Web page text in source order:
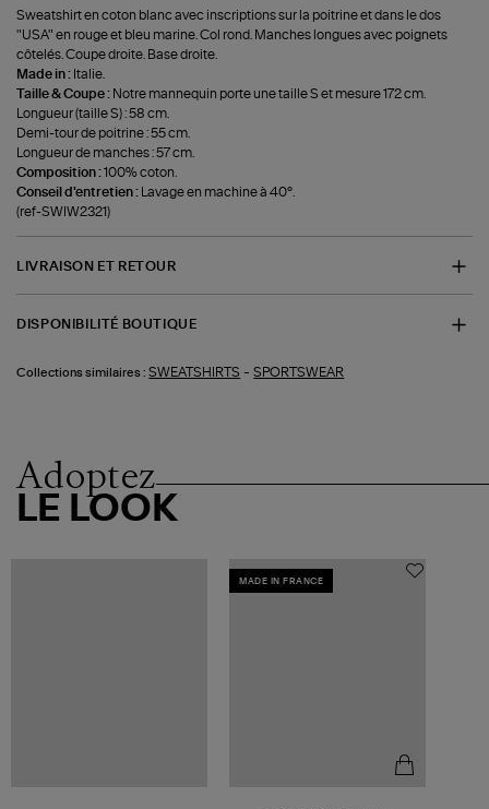
Sweatshirt en coton blanc avec inscriptions sur la poitrine et dans le dos
"USA" en rouge et bleu marine. Col rond. Manches longues avec poignets
côtelés. Coupe droite. Base droite.
Made in : Italie.
Taille & Coupe : Notre mannequin porte une taille S et mesure 172 cm.
Longueur (taille S) : 58 cm.
Demi-tour de poitrine : 55 cm.
Longueur de manches : 57 cm.
Composition :100% coton.
Conseil d'entretien :
Lavage en machine à 40°.
(ref-SWIW2321)
LIVRAISON ET RETOUR
DISPONIBILITÉ BOUTIQUE
Collections similaires : SWEATSHIRTS -SPORTSWEAR
Adoptez
LE LOOK
MADE IN FRANCE